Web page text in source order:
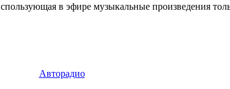
в эфире музыкальные произведения
Авторадио